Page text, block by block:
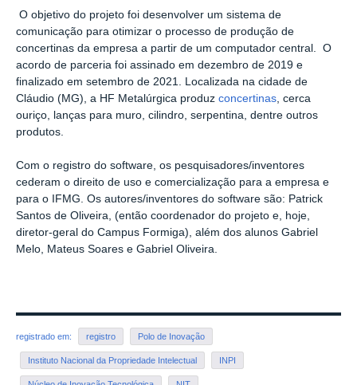
O objetivo do projeto foi desenvolver um sistema de
comunicação para otimizar o processo de produção de
concertinas da empresa a partir de um computador central. O
acordo de parceria foi assinado em dezembro de 2019 e
finalizado em setembro de 2021. Localizada na cidade de
Cláudio (MG), a HF Metalúrgica produz concertinas , cerca
ouriço, lanças para muro, cilindro, serpentina, dentre outros
produtos.
Com o registro do software, os pesquisadores/inventores
cederam o direito de uso e comercialização para a empresa e
para o IFMG. Os autores/inventores do software são: Patrick
Santos de Oliveira, (então coordenador do projeto e, hoje,
diretor-geral do Campus Formiga), além dos alunos Gabriel
Melo, Mateus Soares e Gabriel Oliveira.
registrado em: registro Polo de Inovação
Instituto Nacional da Propriedade Intelectual INPI